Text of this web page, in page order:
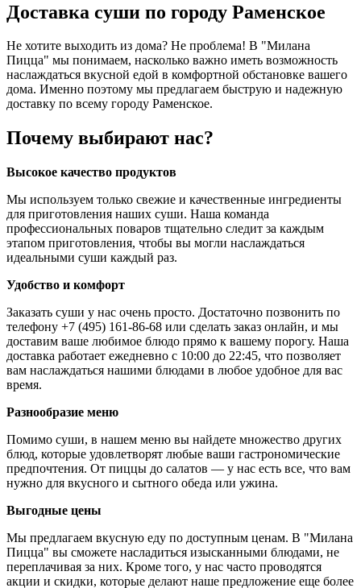
Доставка суши по городу Раменское
Не хотите выходить из дома? Не проблема! В "Милана
Пицца" мы понимаем, насколько важно иметь возможность
наслаждаться вкусной едой в комфортной обстановке вашего
дома. Именно поэтому мы предлагаем быструю и надежную
доставку по всему городу Раменское.
Почему выбирают нас?
Высокое качество продуктов
Мы используем только свежие и качественные ингредиенты
для приготовления наших суши. Наша команда
профессиональных поваров тщательно следит за каждым
этапом приготовления, чтобы вы могли наслаждаться
идеальными суши каждый раз.
Удобство и комфорт
Заказать суши у нас очень просто. Достаточно позвонить по
телефону +7 (495) 161-86-68 или сделать заказ онлайн, и мы
доставим ваше любимое блюдо прямо к вашему порогу. Наша
доставка работает ежедневно с 10:00 до 22:45, что позволяет
вам наслаждаться нашими блюдами в любое удобное для вас
время.
Разнообразие меню
Помимо суши, в нашем меню вы найдете множество других
блюд, которые удовлетворят любые ваши гастрономические
предпочтения. От пиццы до салатов — у нас есть все, что вам
нужно для вкусного и сытного обеда или ужина.
Выгодные цены
Мы предлагаем вкусную еду по доступным ценам. В "Милана
Пицца" вы сможете насладиться изысканными блюдами, не
переплачивая за них. Кроме того, у нас часто проводятся
акции и скидки, которые делают наше предложение еще более